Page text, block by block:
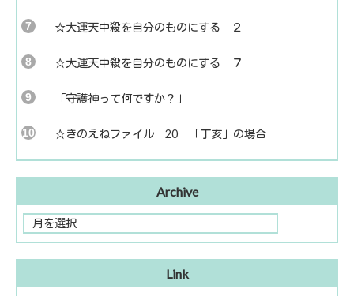
☆大運天中殺を自分のものにする ２
☆大運天中殺を自分のものにする ７
「守護神って何ですか？」
☆きのえねファイル 20 「丁亥」の場合
Archive
Link